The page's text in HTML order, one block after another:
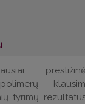
tyrimų